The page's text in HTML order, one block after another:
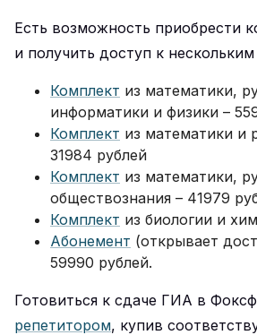
Есть возможность приобрести
и получить доступ к
Комплект из математики,
информатики и физики –
Комплект из математики и
31984 рублей
Комплект из математики,
обществознания – 41979
Комплект из биологии и
Абонемент (открывает
59990 рублей.
Готовиться к сдаче ГИА в
репетитором, купив